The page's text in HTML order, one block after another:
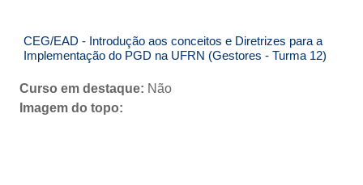
CEG/EAD - Introdução aos conceitos e Diretrizes para a
Implementação do PGD na UFRN (Gestores - Turma 12)
Curso em destaque: Não
Imagem do topo: